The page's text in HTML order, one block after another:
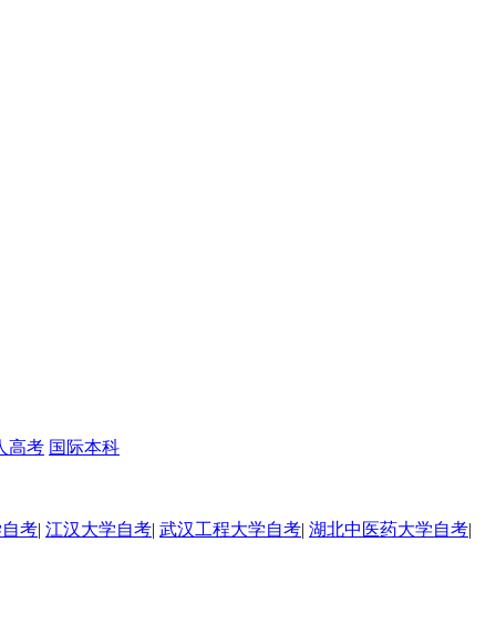
高考 国际本科
考| 江汉大学自考| 武汉工程大学自考| 湖北中医药大学自考|